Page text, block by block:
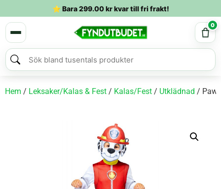
⭐ Bara299.00krkvar till fri frakt!
0
Hem / Leksaker/Kalas & Fest / Kalas/Fest / Utklädnad / Paw